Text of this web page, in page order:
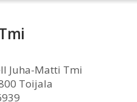
Juha-Matti Tmi
Toijala